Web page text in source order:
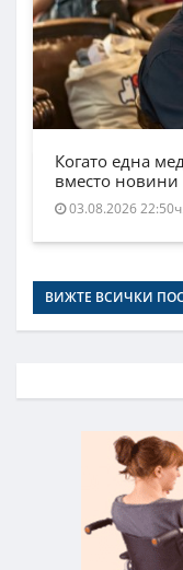
Когато една
вместо новини
03.08.2026 22:50ч.
ВИЖТЕ ВСИЧКИ